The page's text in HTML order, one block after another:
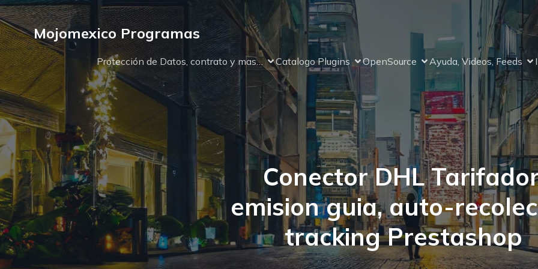
Mojomexico Programas
Protección de Datos, contrato y mas… Catalogo Plugins OpenSource Ayuda, Videos, Feeds
Conector DHL
emision guia, auto-
tracking Prestashop